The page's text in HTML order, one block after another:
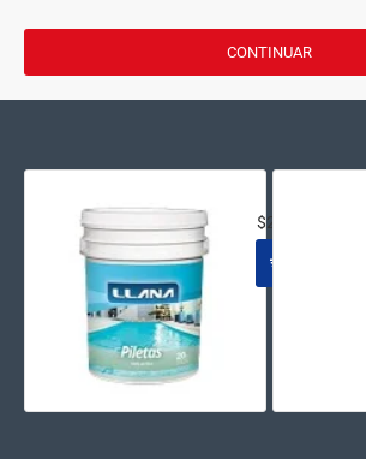
CONTINUAR
$231.645